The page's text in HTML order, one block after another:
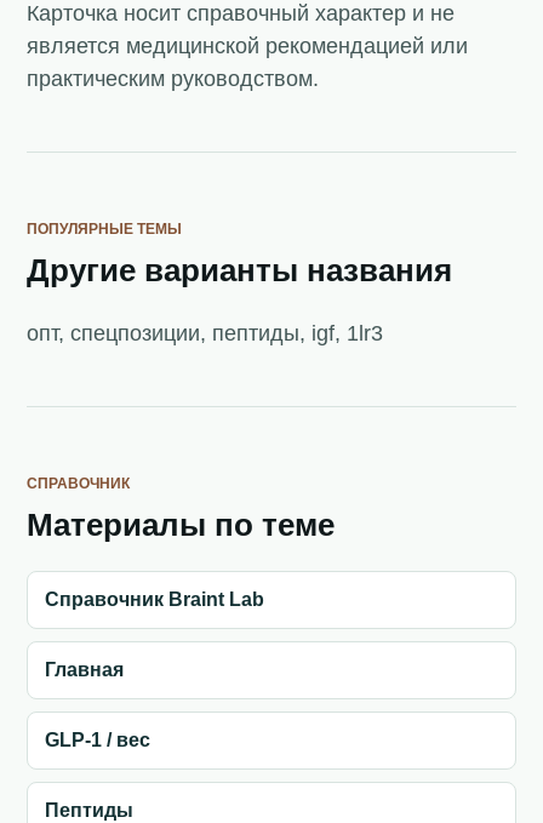
Карточка носит справочный характер и не
является медицинской рекомендацией или
практическим руководством.
ПОПУЛЯРНЫЕ ТЕМЫ
Другие варианты названия
опт, спецпозиции, пептиды, igf, 1lr3
СПРАВОЧНИК
Материалы по теме
Справочник Braint Lab
Главная
GLP-1 / вес
Пептиды